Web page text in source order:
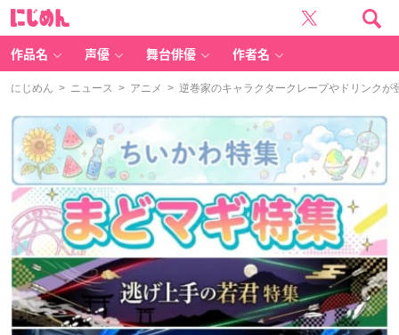
作品名 声優 舞台俳優 作者名
にじめん > ニュース > アニメ > 逆巻家のキャラクタークレープやドリンク